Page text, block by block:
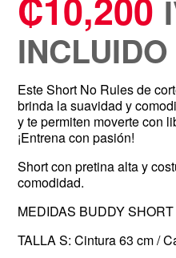
INCLUIDO
Este Short No Rules de
brinda la suavidad y
y te permiten moverte con
¡Entrena con pasión!
Short con pretina alta y
comodidad.
MEDIDAS BUDDY SHORT
TALLA S: Cintura 63 cm /